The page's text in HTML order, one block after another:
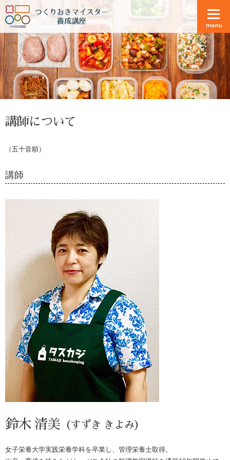
講師について
（五十音順）
講師
鈴木 清美（すずき きよみ）
女子栄養大学実践栄養学科を卒業し、管理栄養士取得。